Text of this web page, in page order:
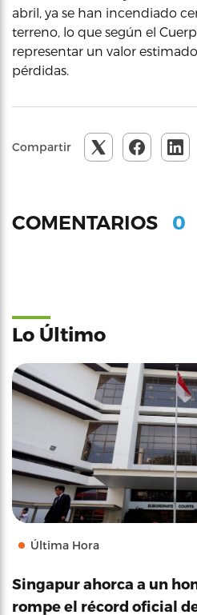
abril, ya se han incendiado
terreno, lo que según el
representar un valor
pérdidas.
Compartir
COMENTARIOS 0
Lo Último
Última Hora
Singapur ahorca a un
rompe el récord oficial